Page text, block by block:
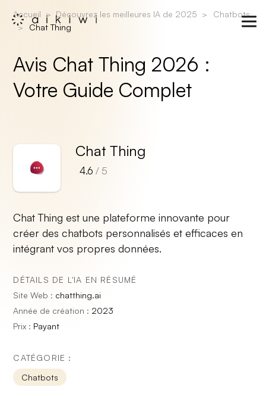
Accueil Découvrez les meilleures IA de 2025
Chatbots
Chat Thing
Avis Chat Thing 2026 :
Votre Guide Complet
Chat Thing
4.6 / 5
Chat Thing est une plateforme innovante pour
créer des chatbots personnalisés et efficaces en
intégrant vos propres données.
DÉTAILS DE L'IA EN RÉSUMÉ
Site Web : chatthing.ai
Année de création : 2023
Prix : Payant
CATÉGORIE :
Chatbots